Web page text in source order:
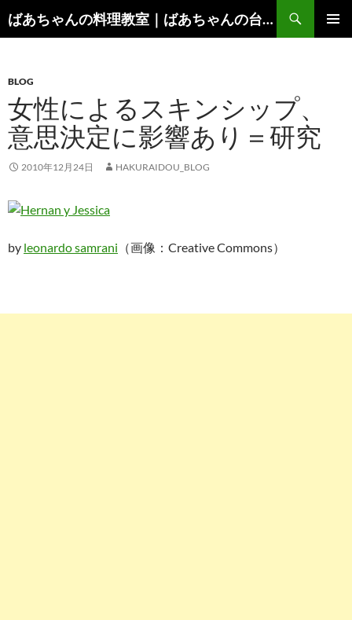
ン
ツ
へ
ス
ばあちゃんの料理教室｜ばあちゃんの台所から学ぶ、食と健康の知恵
索
BLOG
女性によるスキンシップ、
意思決定に影響あり＝研究
2010年12月24日 HAKURAIDOU_BLOG
by leonardo samrani （画像：Creative Commons）